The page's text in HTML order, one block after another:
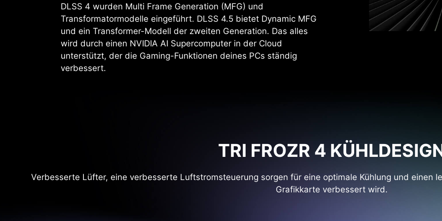
DLSS 4 wurden Multi Frame Generation (MFG) und
Transformatormodelle eingeführt. DLSS 4.5 bietet Dynamic MFG
und ein Transformer-Modell der zweiten Generation. Das alles
wird durch einen NVIDIA AI Supercomputer in der Cloud
unterstützt, der die Gaming-Funktionen deines PCs ständig
verbessert.
TRI FROZR 4
Verbesserte Lüfter, eine verbesserte Luftstromsteuerung sorgen für eine optimale Kühlung und einen
Grafikkarte verbessert wird.